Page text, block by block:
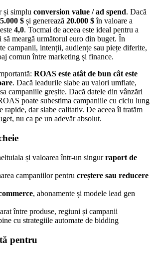
și simplu conversion value / ad spend. Dacă
5.000 $ și generează 20.000 $în valoare a
4,0. Tocmai de aceea este ideal pentru a
să meargă următorul euro din buget. În
campanii, intenții, audiențe sau piețe diferite,
comun între marketing și finance.
ROAS este atât de bun cât este
. Dacă leadurile slabe au valori umflate,
campaniile greșite. Dacă datele din vânzări
poate subestima campaniile cu ciclu lung
rapide, dar slabe calitativ. De aceea îl tratăm
nu ca pe un adevăr absolut.
și valoarea într-un singurraport de
campaniilor pentru creștere sau reducere
, abonamente și modele lead gen
între produse, regiuni și campanii
cu strategiile automate de bidding
pentru